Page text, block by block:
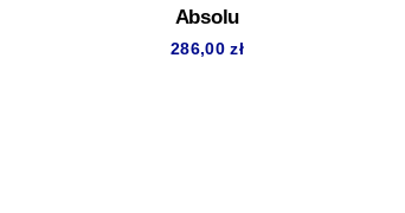
Absolu
286,00zł